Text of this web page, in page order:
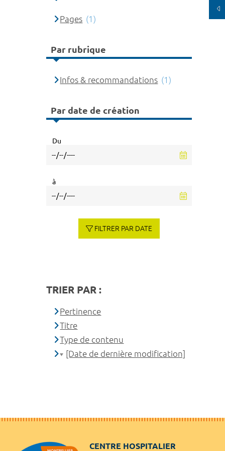
Pages (1)
Par rubrique
Infos & recommandations (1)
Par date de création
Du
à
FILTRER PAR DATE
TRIER PAR :
Pertinence
Titre
Type de contenu
[Date de dernière modification]
CENTRE HOSPITALIER